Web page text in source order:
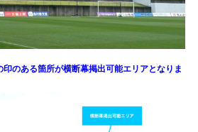
印のある箇所が横断幕掲出可能エリアとなりま